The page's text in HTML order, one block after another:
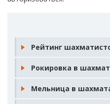
Рейтинг
Рокировка в
Мельница в